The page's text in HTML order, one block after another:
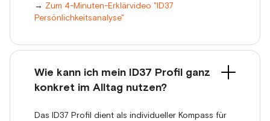
→ Zum 4-Minuten-Erklärvideo "ID37
Persönlichkeitsanalyse"
Wie kann ich mein ID37 Profil ganz
konkret im Alltag nutzen?
Das ID37 Profil dient als individueller Kompass für